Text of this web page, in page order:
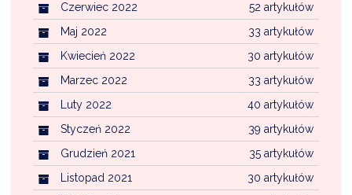
52 artykułów
Czerwiec 2022
33 artykułów
Maj 2022
30 artykułów
Kwiecień 2022
33 artykułów
Marzec 2022
40 artykułów
Luty 2022
39 artykułów
Styczeń 2022
35 artykułów
Grudzień 2021
30 artykułów
Listopad 2021